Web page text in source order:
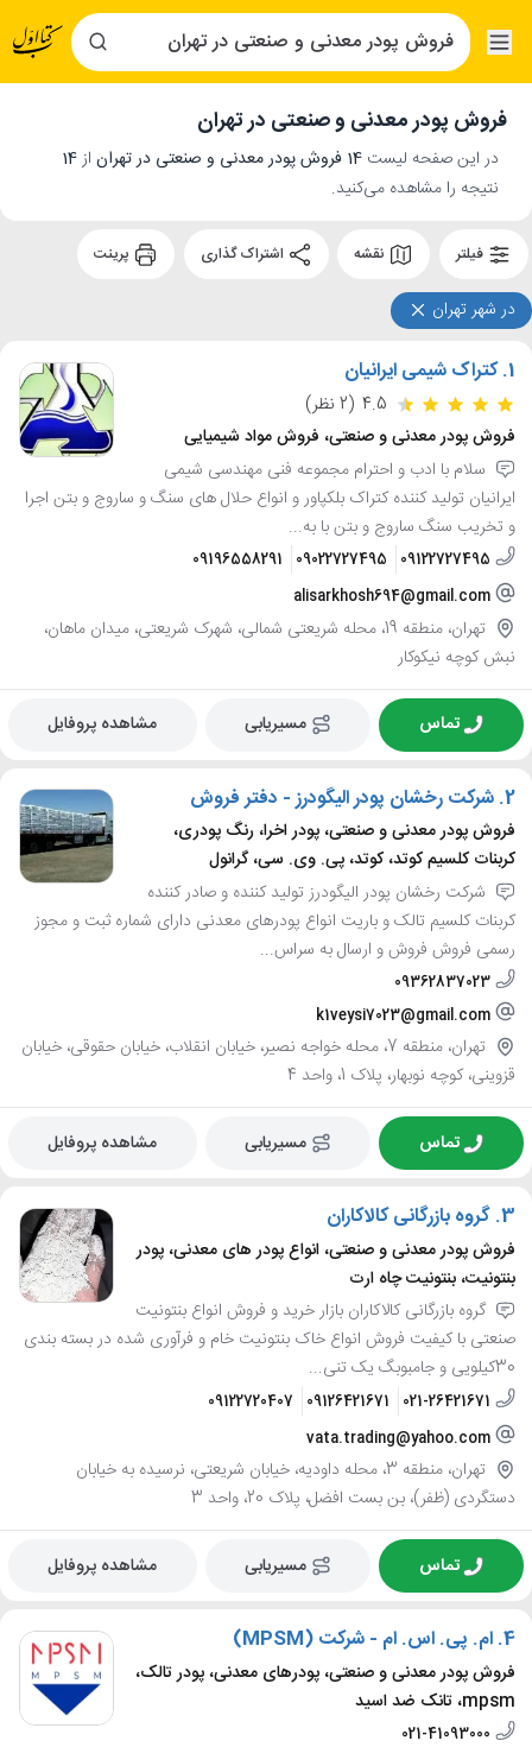
فروش پودر معدنی و صنعتی در تهران
در این صفحه لیست 14 فروش پودر معدنی و صنعتی در تهران از14
نتیجه را مشاهده می‌کنید.
فیلتر نقشه
در شهر تهران
1. کتراک شیمی ایرانیان
4.5 (2 نظر)
فروش پودر معدنی و صنعتی، فروش مواد شیمیایی
سلام با ادب و احترام مجموعه فنی مهندسی شیمی
ایرانیان تولید کننده کتراک بلکپاور و انواع حلال های سنگ و ساروج و بتن اجرا
و تخریب سنگ ساروج و بتن با به...
09122727495
09022727495
09196558291
alisarkhosh694@gmail.com
تهران، منطقه 19، محله شریعتی شمالی، شهرک شریعتی، میدان ماهان،
نبش کوچه نیکوکار
تماس مسیریابی مشاهده پروفایل
2. شرکت رخشان پودر الیگودرز - دفتر فروش
فروش پودر معدنی و صنعتی، پودر اخرا، رنگ پودری،
کربنات کلسیم کوتد، کوتد، پی. وی. سی، گرانول
شرکت رخشان پودر الیگودرز تولید کننده و صادر کننده
کربنات کلسیم تالک و باریت انواع پودرهای معدنی دارای شماره ثبت و مجوز
رسمی فروش فروش و ارسال به سراس...
09362837023
k1veysi7023@gmail.com
تهران، منطقه 7، محله خواجه نصیر، خیابان انقلاب، خیابان حقوقی، خیابان
قزوینی، کوچه نوبهار، پلاک 1، واحد 4
تماس مسیریابی مشاهده پروفایل
3. گروه بازرگانی کالاکاران
فروش پودر معدنی و صنعتی، انواع پودر های معدنی، پودر
بنتونیت، بنتونیت چاه ارت
گروه بازرگانی کالاکاران بازار خرید و فروش انواع بنتونیت
صنعتی با کیفیت فروش انواع خاک بنتونیت خام و فرآوری شده در بسته بندی
30کیلویی و جامبوبگ یک تنی...
021-26421671
09126421671
09122720407
vata.trading@yahoo.com
تهران، منطقه 3، محله داودیه، خیابان شریعتی، نرسیده به خیابان
دستگردی (ظفر)، بن بست افضل، پلاک 20، واحد 3
تماس مسیریابی مشاهده پروفایل
4. ام. پی. اس. ام - شرکت (MPSM)
فروش پودر معدنی و صنعتی، پودرهای معدنی، پودر تالک،
mpsm، تانک ضد اسید
021-41093000